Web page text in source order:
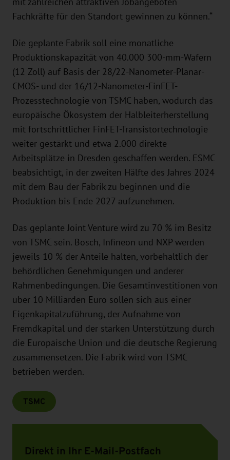
Fachkräfte für den Standort gewinnen zu können.“
Die geplante Fabrik soll eine monatliche
Produktionskapazität von 40.000 300-mm-Wafern
(12 Zoll) auf Basis der 28/22-Nanometer-Planar-
CMOS- und der 16/12-Nanometer-FinFET-
Prozesstechnologie von TSMC haben, wodurch das
europäische Ökosystem der Halbleiterherstellung
mit fortschrittlicher FinFET-Transistortechnologie
weiter gestärkt und etwa 2.000 direkte
Arbeitsplätze in Dresden geschaffen werden. ESMC
beabsichtigt, in der zweiten Hälfte des Jahres 2024
mit dem Bau der Fabrik zu beginnen und die
Produktion bis Ende 2027 aufzunehmen.
Das geplante Joint Venture wird zu 70 % im Besitz
von TSMC sein. Bosch, Infineon und NXP werden
jeweils 10 % der Anteile halten, vorbehaltlich der
behördlichen Genehmigungen und anderer
Rahmenbedingungen. Die Gesamtinvestitionen von
über 10 Milliarden Euro sollen sich aus einer
Eigenkapitalzuführung, der Aufnahme von
Fremdkapital und der starken Unterstützung durch
die Europäische Union und die deutsche Regierung
zusammensetzen. Die Fabrik wird von TSMC
betrieben werden.
TSMC
Direkt in Ihr E-Mail-Postfach